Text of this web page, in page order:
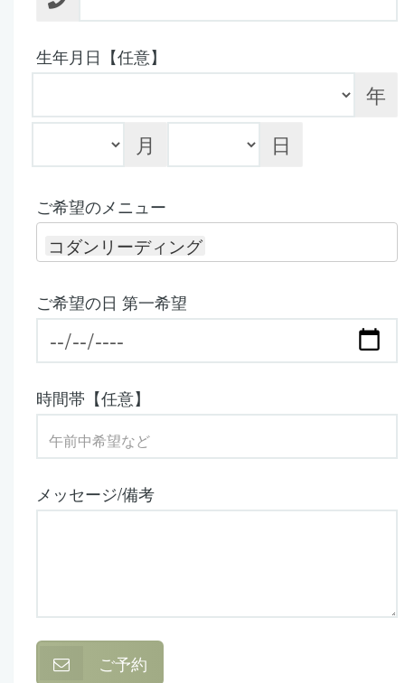
生年月日【任意】
年
月
日
ご希望のメニュー
コダンリーディング
ご希望の日 第一希望
時間帯【任意】
メッセージ/備考
ご予約